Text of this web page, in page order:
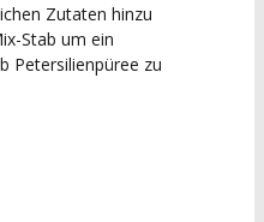
Zutaten hinzu
Stab um ein
Petersilienpüree zu